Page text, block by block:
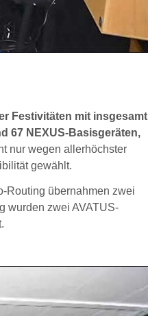
Festivitäten mit insgesamt
67 NEXUS-Basisgeräten,
nur wegen allerhöchster
gewählt.
Routing übernahmen zwei
wurden zwei AVATUS-